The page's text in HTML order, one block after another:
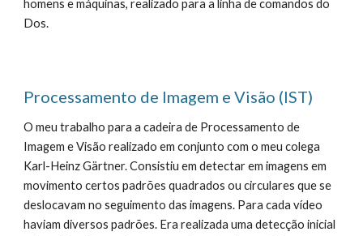
homens e máquinas, realizado para a linha de comandos do
Dos.
Processamento de Imagem e Visão (IST)
O meu trabalho para a cadeira de Processamento de
Imagem e Visão realizado em conjunto com o meu colega
Karl-Heinz Gärtner. Consistiu em detectar em imagens em
movimento certos padrões quadrados ou circulares que se
deslocavam no seguimento das imagens. Para cada vídeo
haviam diversos padrões. Era realizada uma detecção inicial